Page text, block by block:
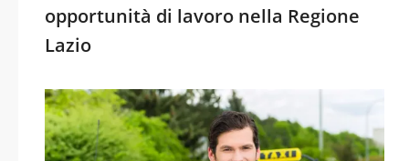
opportunità di lavoro nella Regione
Lazio